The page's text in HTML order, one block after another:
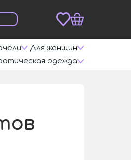
Для женщин
одежда